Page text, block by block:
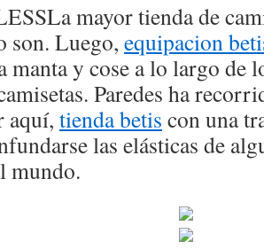
mayor tienda de
son. Luego, equipacion
manta y cose a lo largo de
Paredes ha
aquí, tienda betis con una
las elásticas de
mundo.